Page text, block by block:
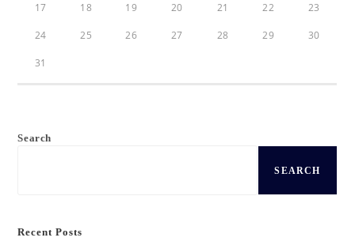
17 18 19 20 21 22 23
24 25 26 27 28 29 30
31
Search
SEARCH
Recent Posts